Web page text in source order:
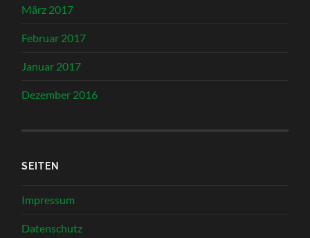
März 2017
Februar 2017
Januar 2017
Dezember 2016
SEITEN
Impressum
Datenschutz